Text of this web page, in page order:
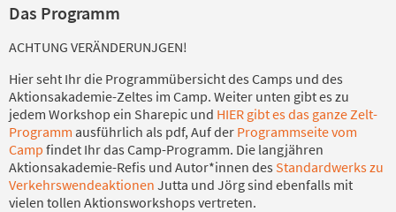
Das Programm
ACHTUNG VERÄNDERUNJGEN!
Hier seht Ihr die Programmübersicht des Camps und des
Aktionsakademie-Zeltes im Camp. Weiter unten gibt es zu
jedem Workshop ein Sharepic und HIER gibt es das ganze Zelt-
Programm ausführlich als pdf, Auf der Programmseite vom
Camp findet Ihr das Camp-Programm. Die langjähren
Aktionsakademie-Refis und Autor*innen des Standardwerks zu
Verkehrswendeaktionen Jutta und Jörg sind ebenfalls mit
vielen tollen Aktionsworkshops vertreten.